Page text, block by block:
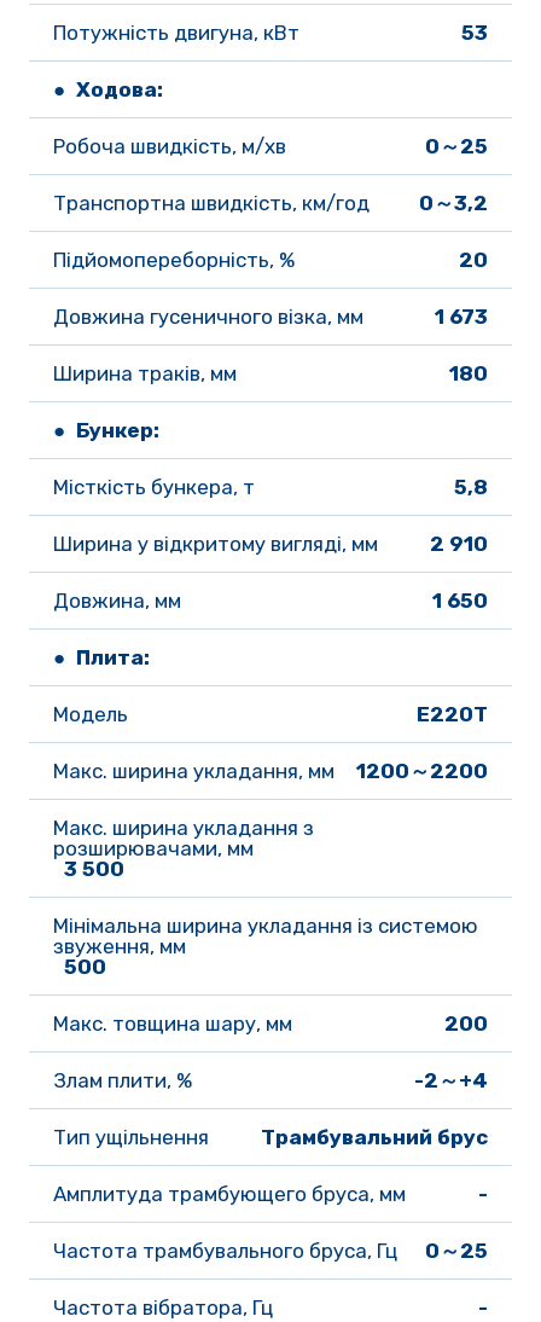
Потужність двигуна, кВт 53
● Ходова:
Робоча швидкість, м/хв 0～25
Транспортна швидкість, км/год 0～3,2
Підйомопереборність, % 20
Довжина гусеничного візка, мм 1 673
Ширина траків, мм 180
● Бункер:
Місткість бункера, т 5,8
Ширина у відкритому вигляді, мм 2 910
Довжина, мм 1 650
● Плита:
E220T
Макс. ширина укладання, мм 1200～2200
Макс. ширина укладання з
розширювачами, мм
3 500
Мінімальна ширина укладання із системою
звуження, мм
500
Макс. товщина шару, мм 200
Злам плити, % -2～+4
Тип ущільнення Трамбувальний брус
-
Частота трамбувального бруса, Гц 0～25
Частота вібратора, Гц -